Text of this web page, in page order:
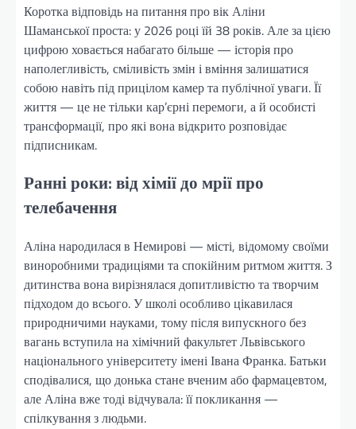
Коротка відповідь на питання про вік Аліни
Шаманської проста: у 2026 році їй 38 років. Але за цією
цифрою ховається набагато більше — історія про
наполегливість, сміливість змін і вміння залишатися
собою навіть під прицілом камер та публічної уваги. Її
життя — це не тільки кар’єрні перемоги, а й особисті
трансформації, про які вона відкрито розповідає
підписникам.
Ранні роки: від хімії до мрії про
телебачення
Аліна народилася в Немирові — місті, відомому своїми
виноробними традиціями та спокійним ритмом життя. З
дитинства вона вирізнялася допитливістю та творчим
підходом до всього. У школі особливо цікавилася
природничими науками, тому після випускного без
вагань вступила на хімічний факультет Львівського
національного університету імені Івана Франка. Батьки
сподівалися, що донька стане вченим або фармацевтом,
але Аліна вже тоді відчувала: її покликання —
спілкування з людьми.